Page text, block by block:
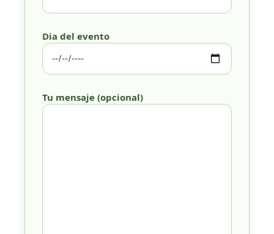
Dia del evento
Tu mensaje (opcional)